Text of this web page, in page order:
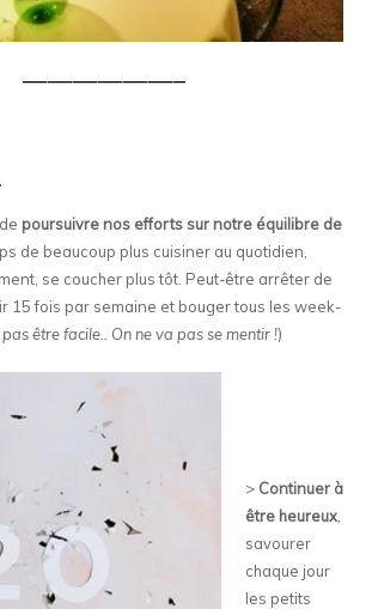
——————–
depoursuivre nos efforts sur notre équilibre de
de beaucoup plus cuisiner au quotidien,
se coucher plus tôt. Peut-être arrêter de
15 fois par semaine et bouger tous les week-
être facile.. On ne va pas se mentir !)
> Continuer à
être heureux
savourer
chaque jour
les petits